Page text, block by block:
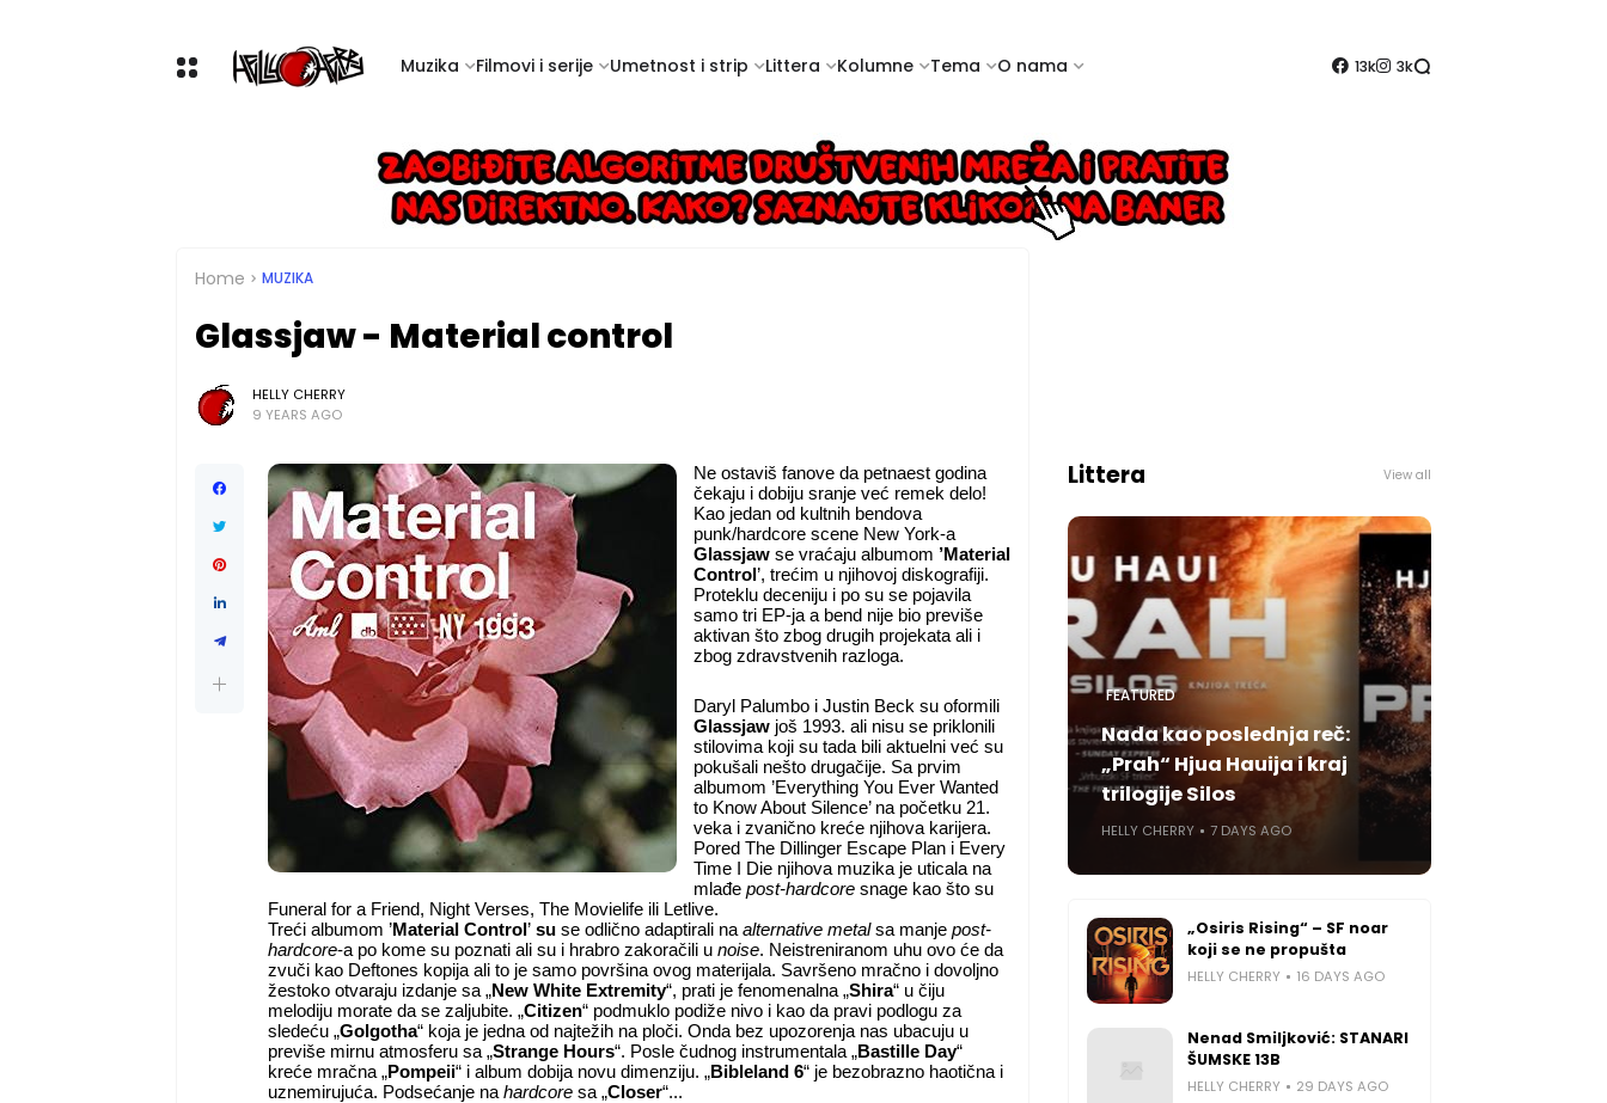
Muzika Filmovi i serije Umetnost i strip Littera Kolumne Tema O nama 13k 3k
Home MUZIKA
Glassjaw - Material control
HELLY CHERRY
9 YEARS AGO
Ne ostaviš fanove da petnaest godina
čekaju i dobiju sranje već remek delo!
Kao jedan od kultnih bendova
punk/hardcore scene New York-a
Glassjaw se vraćaju albumom ’Material
Control’, trećim u njihovoj diskografiji.
Proteklu deceniju i po su se pojavila
samo tri EP-ja a bend nije bio previše
aktivan što zbog drugih projekata ali i
zbog zdravstvenih razloga.
Daryl Palumbo i Justin Beck su oformili
Glassjaw još 1993. ali nisu se priklonili
stilovima koji su tada bili aktuelni već su
pokušali nešto drugačije. Sa prvim
albumom ’Everything You Ever Wanted
to Know About Silence’ na početku 21.
veka i zvanično kreće njihova karijera.
Pored The Dillinger Escape Plan i Every
Time I Die njihova muzika je uticala na
mlađe post-hardcore snage kao što su
Funeral for a Friend, Night Verses, The Movielife ili Letlive.
Treći albumom ’Material Control’ su se odlično adaptirali na alternative metalsa manje post-
hardcore-a po kome su poznati ali su i hrabro zakoračili u noise. Neistreniranom uhu ovo će da
zvuči kao Deftones kopija ali to je samo površina ovog materijala. Savršeno mračno i dovoljno
žestoko otvaraju izdanje sa „New White Extremity“, prati je fenomenalna „Shira“ u čiju
melodiju morate da se zaljubite. „Citizen“ podmuklo podiže nivo i kao da pravi podlogu za
sledeću „Golgotha“ koja je jedna od najtežih na ploči. Onda bez upozorenja nas ubacuju u
previše mirnu atmosferu sa „Strange Hours“. Posle čudnog instrumentala „Bastille Day“
kreće mračna „Pompeii“ i album dobija novu dimenziju. „Bibleland 6“ je bezobrazno haotična i
uznemirujuća. Podsećanje na hardcore sa „Closer“...
Littera View all
FEATURED
Nada kao poslednja reč:
„Prah“ Hjua Hauija i kraj
trilogije Silos
HELLY CHERRY 7 DAYS AGO
„Osiris Rising“ – SF noar
koji se ne propušta
HELLY CHERRY 16 DAYS AGO
Nenad Smiljković: STANARI
ŠUMSKE 13B
HELLY CHERRY 29 DAYS AGO